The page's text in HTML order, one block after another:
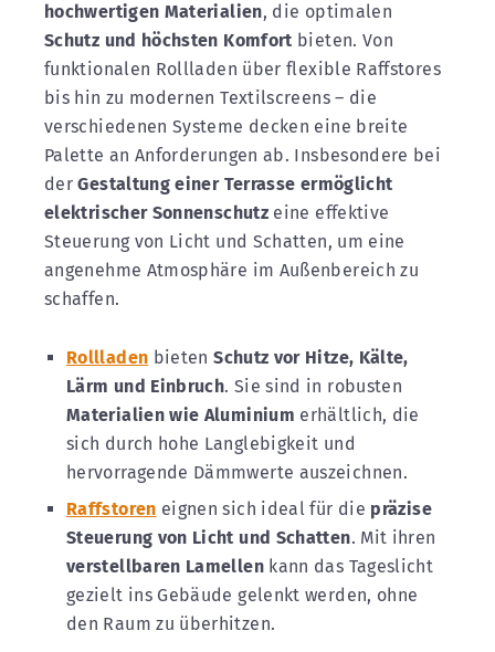
hochwertigen Materialien, die optimalen
Schutz und höchsten Komfort bieten. Von
funktionalen Rollladen über flexible Raffstores
bis hin zu modernen Textilscreens – die
verschiedenen Systeme decken eine breite
Palette an Anforderungen ab. Insbesondere bei
derGestaltung einer Terrasse ermöglicht
elektrischer Sonnenschutz eine effektive
Steuerung von Licht und Schatten, um eine
angenehme Atmosphäre im Außenbereich zu
schaffen.
Rollladen bietenSchutz vor Hitze, Kälte,
Lärm und Einbruch. Sie sind in robusten
Materialien wie Aluminium erhältlich, die
sich durch hohe Langlebigkeit und
hervorragende Dämmwerte auszeichnen.
Raffstoren eignen sich ideal für die präzise
Steuerung von Licht und Schatten. Mit ihren
verstellbaren Lamellenkann das Tageslicht
gezielt ins Gebäude gelenkt werden, ohne
den Raum zu überhitzen.